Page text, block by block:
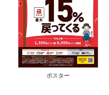
ポスター